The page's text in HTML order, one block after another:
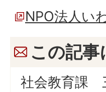
NPO法人い
この記
社会教育課